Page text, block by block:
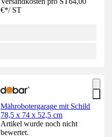
€*/ ST
Mährobotergarage mit Schild
78,5 x 74 x 52,5 cm
Artikel wurde noch nicht
bewertet.